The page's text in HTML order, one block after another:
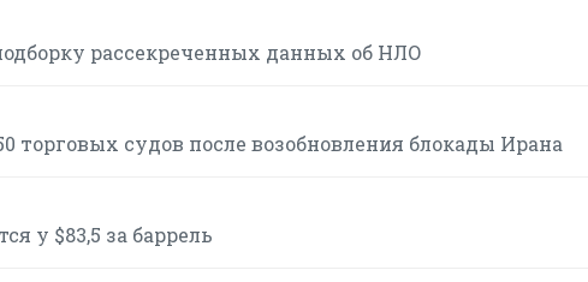
рассекреченных данных об НЛО
торговых судов после возобновления блокады Ирана
у $83,5 за баррель